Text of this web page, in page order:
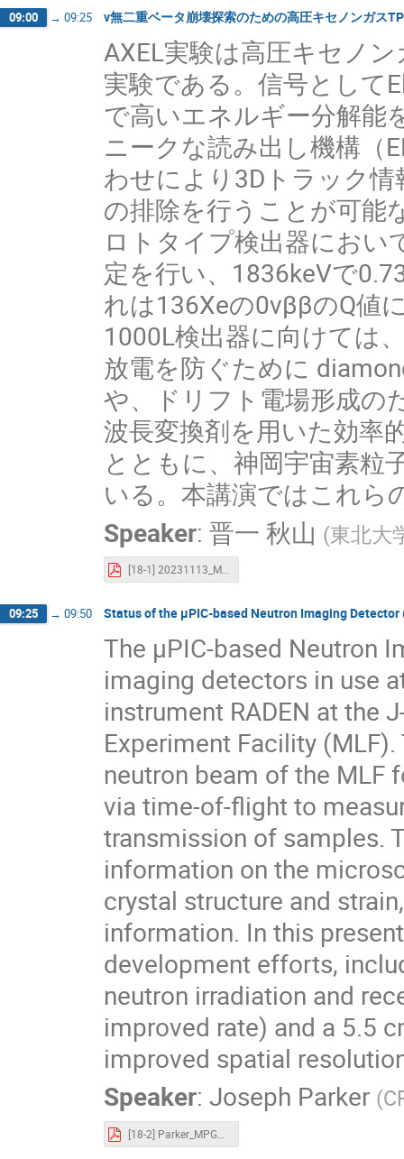
09:00 → 09:25 ν無二重ベータ崩壊探索のための高圧キセノンガス
AXEL実験は高圧キセノ
実験である。信号として
で高いエネルギー分解能
ニークな読み出し機構（
わせにより3Dトラック
の排除を行うことが可能
ロトタイプ検出器におい
定を行い、1836keVで
れは136Xeの0νββのQ値
1000L検出器に向けては
放電を防ぐために
や、ドリフト電場形成の
波長変換剤を用いた効率
とともに、神岡宇宙素粒
いる。本講演ではこれら
Speaker: 晋一 秋山 (東北大
[18-1] 20231113_MPGD.pdf
09:25 → 09:50 Status of the µPIC-based Neutron Imaging Detector
The µPIC-based Neutron
imaging detectors in use
instrument RADEN at the
Experiment Facility
neutron beam of the MLF
via time-of-flight to
transmission of samples.
information on the
crystal structure and
information. In this
development efforts,
neutron irradiation and
improved rate) and a 5.5
improved spatial
Speaker: Joseph Parker (
[18-2] Parker_MPGD2023_2.pdf